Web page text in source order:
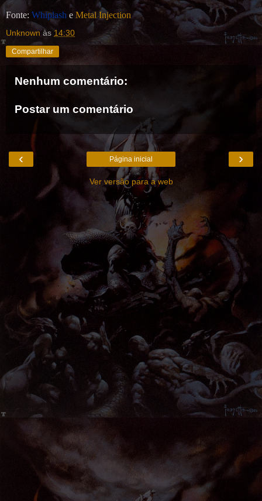
Fonte: Whiplash e Metal Injection
Unknown às 14:30
Compartilhar
Nenhum comentário:
Postar um comentário
‹ ›
Página inicial
Ver versão para a web